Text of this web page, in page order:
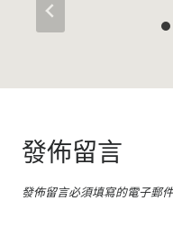
發佈留言
發佈留言必須填寫的電子郵